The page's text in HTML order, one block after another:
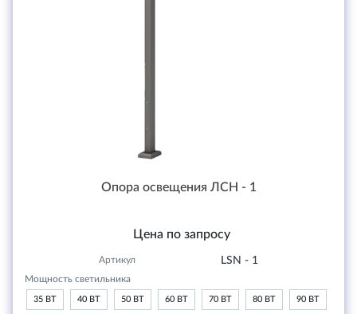
Опора освещения ЛСН - 1
Цена по запросу
Артикул LSN - 1
Мощность светильника
35 ВТ 40 ВТ 50 ВТ 60 ВТ 70 ВТ 80 ВТ 90 ВТ